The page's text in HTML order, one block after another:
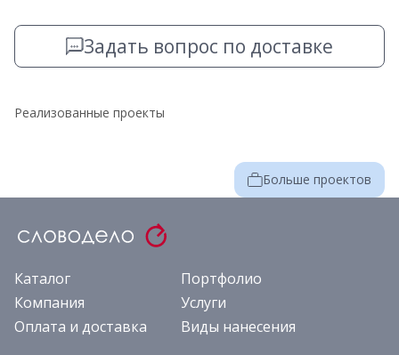
Задать вопрос по доставке
Реализованные проекты
Больше проектов
Каталог
Портфолио
Компания
Услуги
Оплата и доставка
Виды нанесения